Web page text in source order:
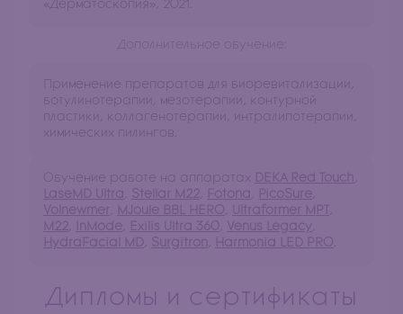
«Дерматоскопия», 2021.
Дополнительное обучение:
Применение препаратов для биоревитализации,
ботулинотерапии, мезотерапии, контурной
пластики, коллагенотерапии, интралипотерапии,
химических пилингов.
Обучение работе на аппаратах DEKA Red Touch
LaseMD Ultra
Stellar M22 Fotona PicoSure
Volnewmer
MJoule BBL HERO Ultraformer MPT
M22
InMode Exilis Ultra 360 Venus Legacy
HydraFacial MD Surgitron Harmonia LED PRO.
Дипломы и сертификаты